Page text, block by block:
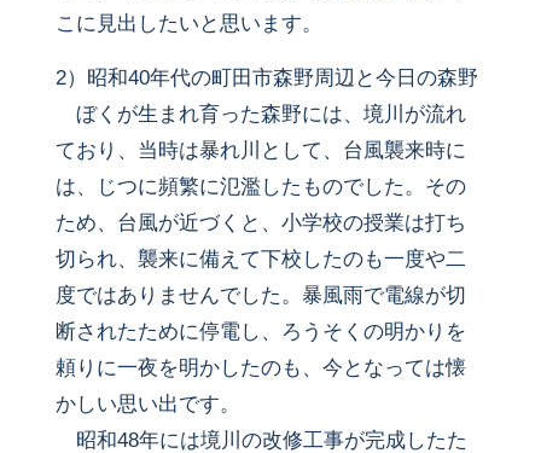
こに見出したいと思います。
2）昭和40年代の町田市森野周辺と今日の森野
ぼくが生まれ育った森野には、境川が流れ
ており、当時は暴れ川として、台風襲来時に
は、じつに頻繁に氾濫したものでした。その
ため、台風が近づくと、小学校の授業は打ち
切られ、襲来に備えて下校したのも一度や二
度ではありませんでした。暴風雨で電線が切
断されたために停電し、ろうそくの明かりを
頼りに一夜を明かしたのも、今となっては懐
かしい思い出です。
昭和48年には境川の改修工事が完成したた